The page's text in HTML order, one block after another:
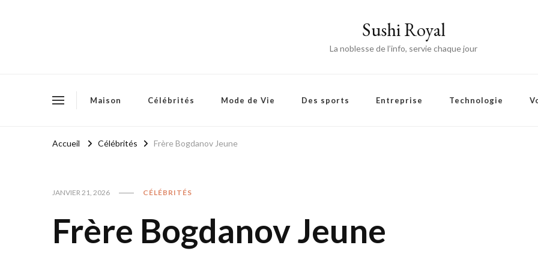
Sushi Royal
La noblesse de l’info, servie chaque jour
Maison Célébrités Mode de Vie Des sports Entreprise Technologie
Accueil Célébrités Frère Bogdanov Jeune
JANVIER 21, 2026 CÉLÉBRITÉS
Frère Bogdanov Jeune